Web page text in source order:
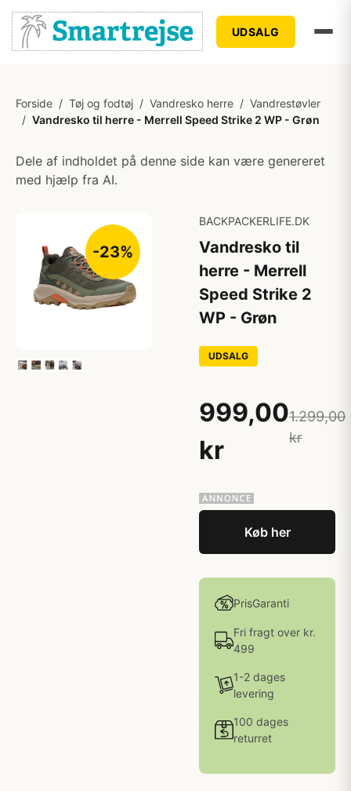
UDSALG
Forside / Tøj og fodtøj / Vandresko herre / Vandrestøvler
/ Vandresko til herre - Merrell Speed Strike 2 WP - Grøn
Dele af indholdet på denne side kan være genereret
med hjælp fra AI.
-23%
BACKPACKERLIFE.DK
Vandresko til
herre - Merrell
Speed Strike 2
WP - Grøn
UDSALG
999,00
kr
1.299,00
kr
Køb her
PrisGaranti
Fri fragt over kr.
499
1-2 dages
levering
100 dages
returret